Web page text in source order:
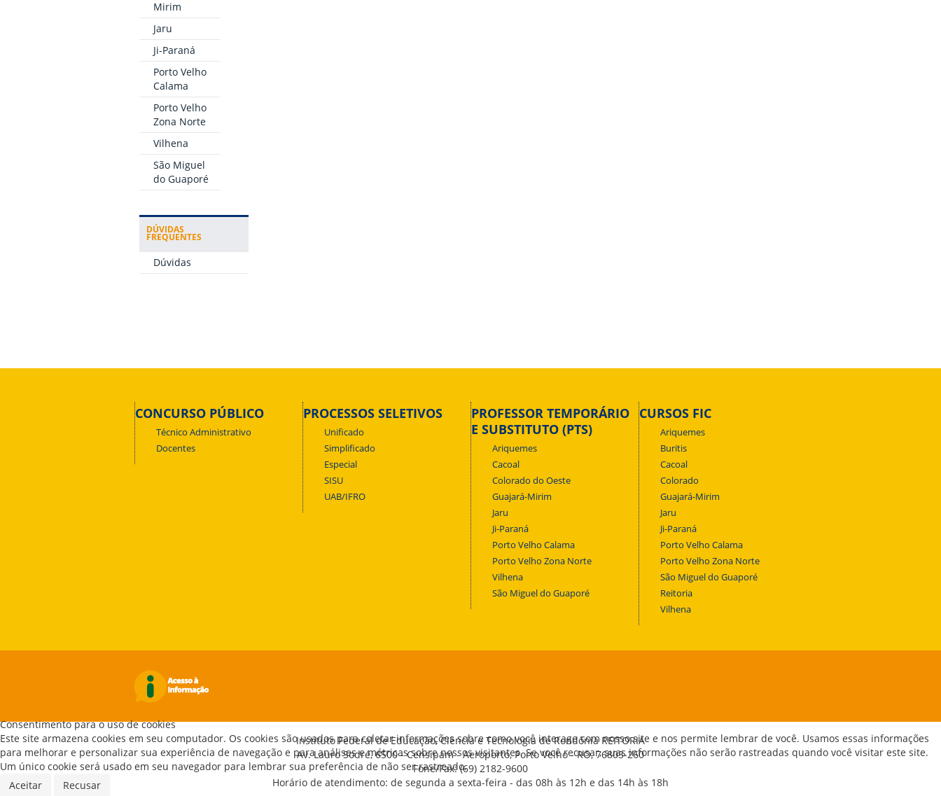
Mirim
Jaru
Ji-Paraná
Porto Velho
Calama
Porto Velho
Zona Norte
Vilhena
São Miguel
do Guaporé
DÚVIDAS
FREQUENTES
Dúvidas
CONCURSO PÚBLICO
Técnico Administrativo
Docentes
PROCESSOS SELETIVOS
Unificado
Simplificado
Especial
SISU
UAB/IFRO
PROFESSOR TEMPORÁRIO
E SUBSTITUTO (PTS)
Ariquemes
Cacoal
Colorado do Oeste
Guajará-Mirim
Jaru
Ji-Paraná
Porto Velho Calama
Porto Velho Zona Norte
Vilhena
São Miguel do Guaporé
CURSOS FIC
Ariquemes
Buritis
Cacoal
Colorado
Guajará-Mirim
Jaru
Ji-Paraná
Porto Velho Calama
Porto Velho Zona Norte
São Miguel do Guaporé
Reitoria
Vilhena
Instituto Federal de Educação, Ciência e Tecnologia de Rondônia REITORIA
Av. Lauro Sodré, 6500 - Censipam - Aeroporto, Porto Velho - RO, 76803-260
Fone/Fax: (69) 2182-9600
Horário de atendimento: de segunda a sexta-feira - das 08h às 12h e das 14h às 18h
Consentimento para o uso de cookies
Este site armazena cookies em seu computador. Os cookies são usados para coletar informações sobre como você interage com nosso site e nos permite lembrar de você. Usamos essas informações
para melhorar e personalizar sua experiência de navegação e para análises e métricas sobre nossos visitantes. Se você recusar, suas informações não serão rastreadas quando você visitar este site.
Um único cookie será usado em seu navegador para lembrar sua preferência de não ser rastreado.
Aceitar
Recusar